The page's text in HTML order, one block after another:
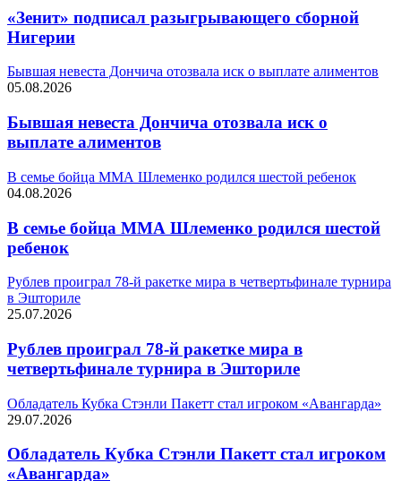
«Зенит» подписал разыгрывающего сборной
Нигерии
Бывшая невеста Дончича отозвала иск о выплате алиментов
05.08.2026
Бывшая невеста Дончича отозвала иск о
выплате алиментов
В семье бойца ММА Шлеменко родился шестой ребенок
04.08.2026
В семье бойца ММА Шлеменко родился шестой
ребенок
Рублев проиграл 78-й ракетке мира в четвертьфинале турнира
в Эшториле
25.07.2026
Рублев проиграл 78-й ракетке мира в
четвертьфинале турнира в Эшториле
Обладатель Кубка Стэнли Пакетт стал игроком «Авангарда»
29.07.2026
Обладатель Кубка Стэнли Пакетт стал игроком
«Авангарда»